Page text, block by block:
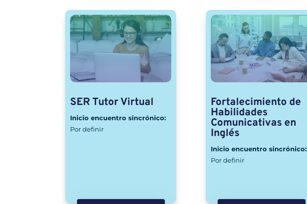
SER Tutor Virtual
Inicio encuentro sincrónico:
Por definir
Fortalecimiento de
Habilidades
Comunicativas en
Inglés
Inicio encuentro sincrónico:
Por definir